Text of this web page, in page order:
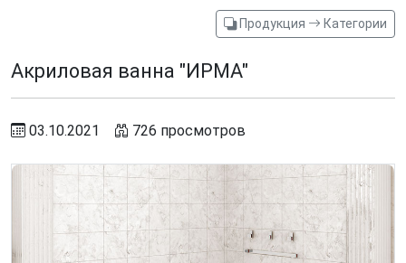
Продукция Категории
Акриловая ванна "ИРМА"
03.10.2021 726 просмотров